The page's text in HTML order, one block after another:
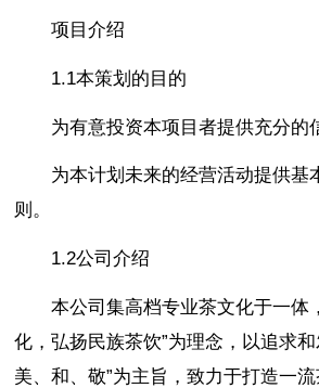
项目介绍
1.1本策划的目的
为有意投资本项目者提供充分的
为本计划未来的经营活动提供基
则。
1.2公司介绍
本公司集高档专业茶文化于一体
化，弘扬民族茶饮”为理念，以追求和
美、和、敬”为主旨，致力于打造一